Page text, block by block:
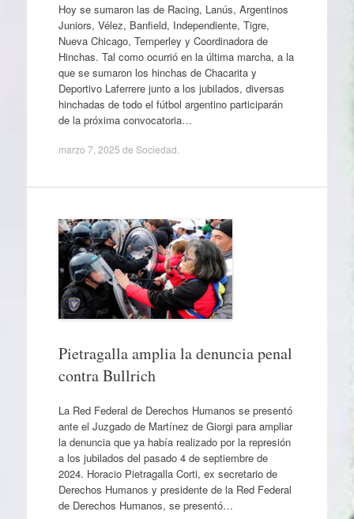
Hoy se sumaron las de Racing, Lanús, Argentinos
Juniors, Vélez, Banfield, Independiente, Tigre,
Nueva Chicago, Temperley y Coordinadora de
Hinchas. Tal como ocurrió en la última marcha, a la
que se sumaron los hinchas de Chacarita y
Deportivo Laferrere junto a los jubilados, diversas
hinchadas de todo el fútbol argentino participarán
de la próxima convocatoria…
marzo 7, 2025 de Sociedad
Pietragalla amplia la denuncia penal
contra Bullrich
La Red Federal de Derechos Humanos se presentó
ante el Juzgado de Martínez de Giorgi para ampliar
la denuncia que ya había realizado por la represión
a los jubilados del pasado 4 de septiembre de
2024. Horacio Pietragalla Corti, ex secretario de
Derechos Humanos y presidente de la Red Federal
de Derechos Humanos, se presentó…